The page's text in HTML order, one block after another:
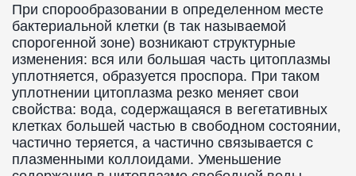
При спорообразовании в определенном месте
бактериальной клетки (в так называемой
спорогенной зоне) возникают структурные
изменения: вся или большая часть цитоплазмы
уплотняется, образуется проспора. При таком
уплотнении цитоплазма резко меняет свои
свойства: вода, содержащаяся в вегетативных
клетках большей частью в свободном состоянии,
частично теряется, а частично связывается с
плазменными коллоидами. Уменьшение